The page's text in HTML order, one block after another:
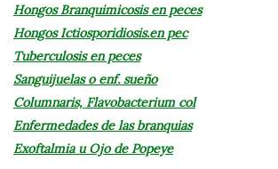
Hongos Branquimicosis en peces
Hongos Ictiosporidiosis.en pec
Tuberculosis en peces
Sanguijuelas o enf. sueño
Columnaris, Flavobacterium col
Enfermedades de las branquias
Exoftalmia u Ojo de Popeye